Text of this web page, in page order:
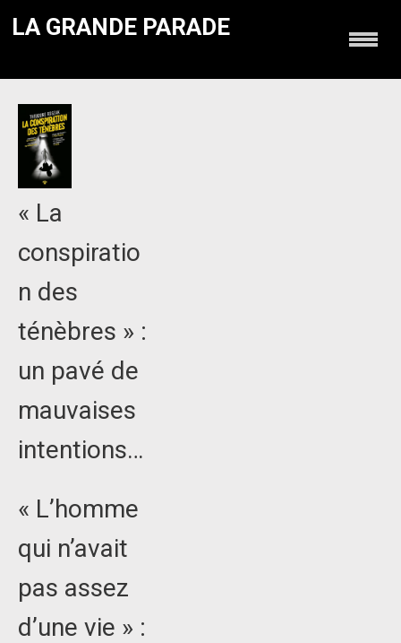
LA GRANDE PARADE
« La
conspiratio
n des
ténèbres » :
un pavé de
mauvaises
intentions…
« L’homme
qui n’avait
pas assez
d’une vie » :